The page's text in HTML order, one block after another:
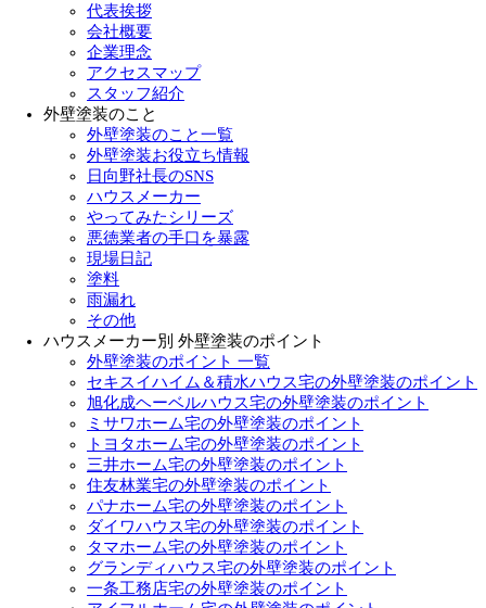
代表挨拶
会社概要
企業理念
アクセスマップ
スタッフ紹介
外壁塗装のこと
外壁塗装のこと一覧
外壁塗装お役立ち情報
日向野社長のSNS
ハウスメーカー
やってみたシリーズ
悪徳業者の手口を暴露
現場日記
塗料
雨漏れ
その他
ハウスメーカー別 外壁塗装のポイント
外壁塗装のポイント 一覧
セキスイハイム＆積水ハウス宅の外壁塗装のポイント
旭化成ヘーベルハウス宅の外壁塗装のポイント
ミサワホーム宅の外壁塗装のポイント
トヨタホーム宅の外壁塗装のポイント
三井ホーム宅の外壁塗装のポイント
住友林業宅の外壁塗装のポイント
パナホーム宅の外壁塗装のポイント
ダイワハウス宅の外壁塗装のポイント
タマホーム宅の外壁塗装のポイント
グランディハウス宅の外壁塗装のポイント
一条工務店宅の外壁塗装のポイント